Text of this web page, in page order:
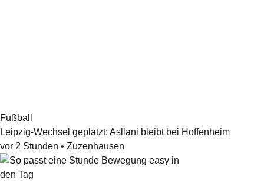
Fußball
Leipzig-Wechsel geplatzt: Asllani bleibt bei Hoffenheim
vor 2 Stunden • Zuzenhausen